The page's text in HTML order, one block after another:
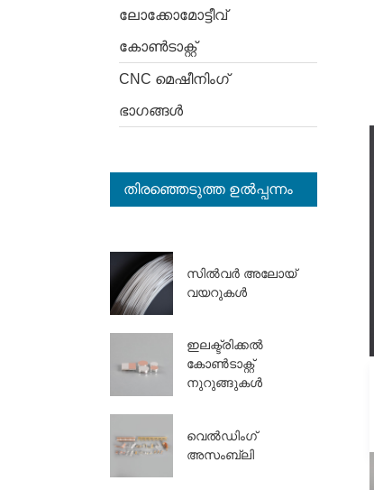
ലോക്കോമോട്ടീവ്
കോൺടാക്റ്റ്
CNC മെഷീനിംഗ്
ഭാഗങ്ങൾ
തിരഞ്ഞെടുത്ത ഉൽപ്പന്നം
സിൽവർ അലോയ്
വയറുകൾ
ഇലക്ട്രിക്കൽ
കോൺടാക്റ്റ്
നുറുങ്ങുകൾ
വെൽഡിംഗ്
അസംബ്ലി